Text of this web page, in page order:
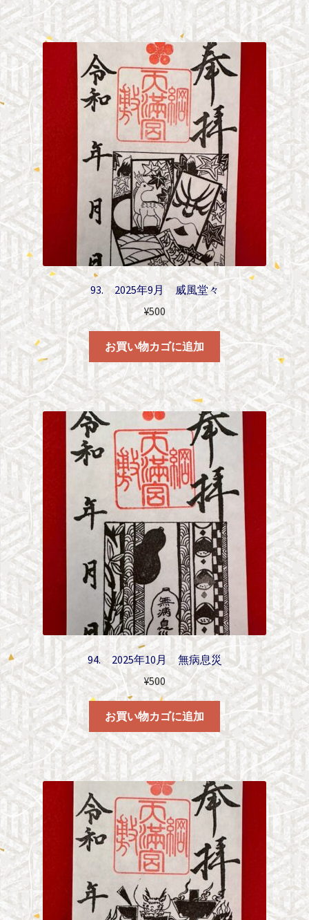
93. 2025年9月 威風堂々
¥500
お買い物カゴに追加
94. 2025年10月 無病息災
¥500
お買い物カゴに追加